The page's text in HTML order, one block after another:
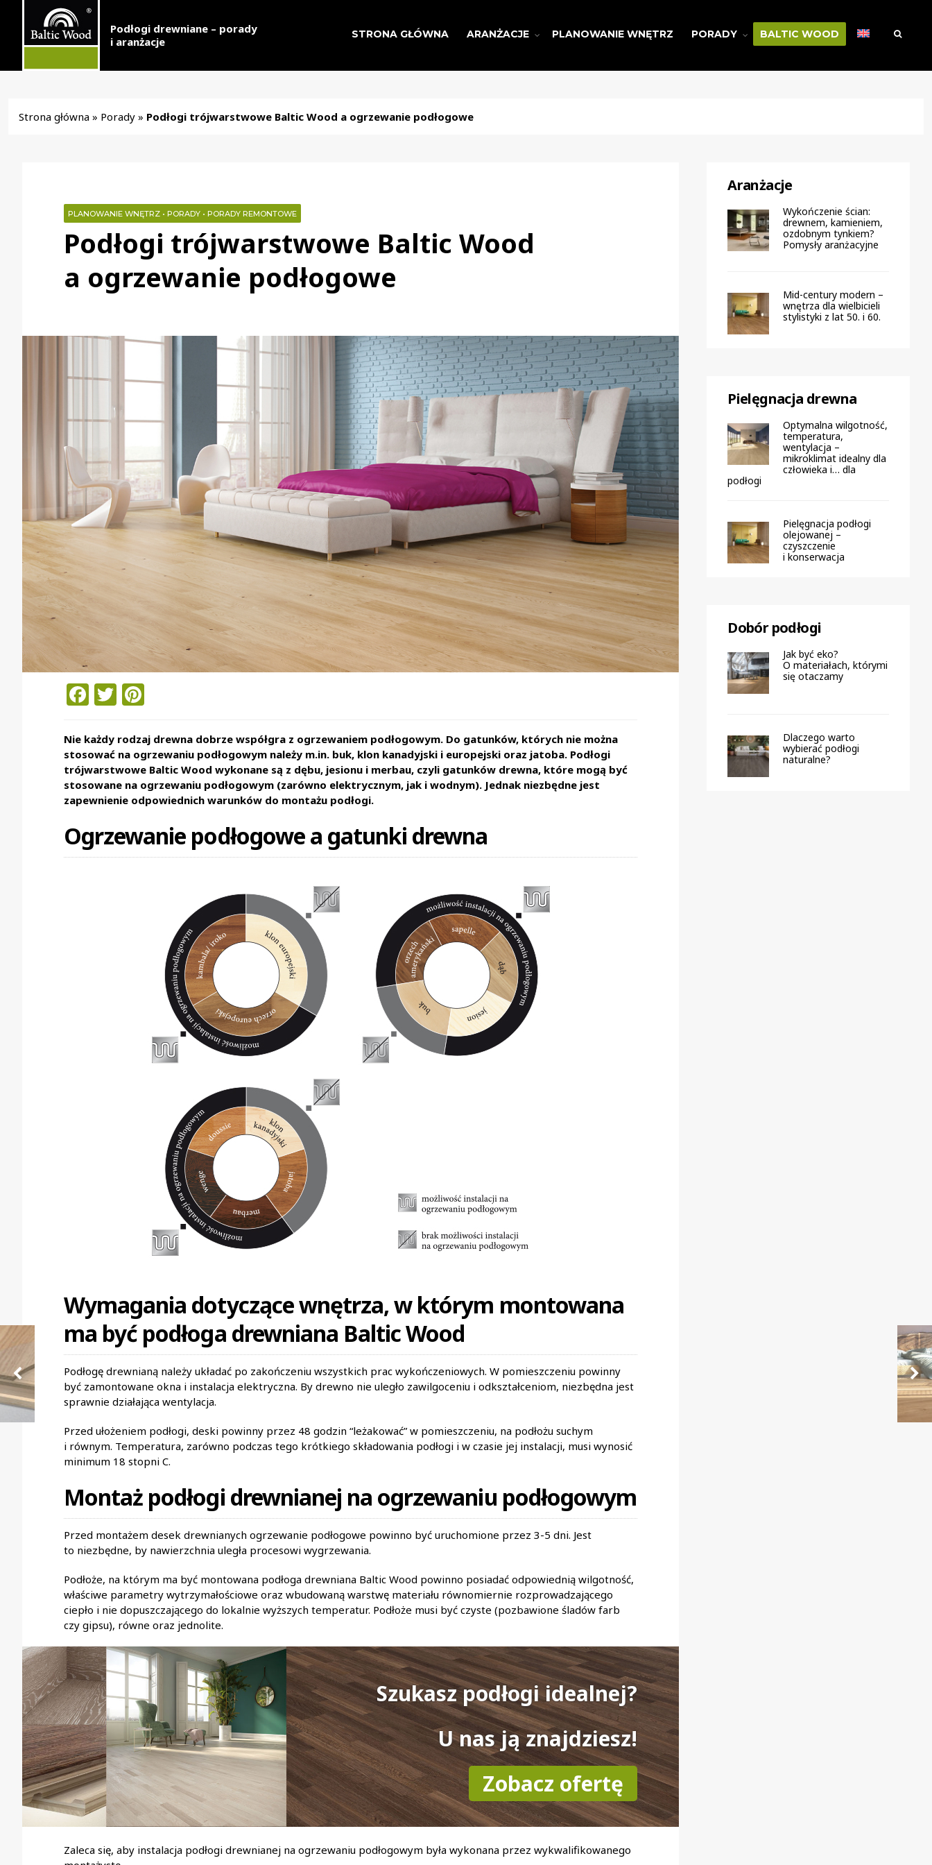
Podłogi drewniane – porady
i aranżacje
STRONA GŁÓWNA ARANŻACJE PLANOWANIE WNĘTRZ PORADY BALTIC WOOD
Strona główna » Porady » Podłogi trójwarstwowe Baltic Wood a ogrzewanie podłogowe
PLANOWANIE WNĘTRZ • PORADY • PORADY REMONTOWE
Podłogi trójwarstwowe Baltic Wood
a ogrzewanie podłogowe
Facebook
Twitter
Nie każdy rodzaj drewna dobrze współgra z ogrzewaniem podłogowym. Do gatunków, których nie można
stosować na ogrzewaniu podłogowym należy m.in. buk, klon kanadyjski i europejski oraz jatoba. Podłogi
trójwarstwowe Baltic Wood wykonane są z dębu, jesionu i merbau, czyli gatunków drewna, które mogą być
stosowane na ogrzewaniu podłogowym (zarówno elektrycznym, jak i wodnym). Jednak niezbędne jest
zapewnienie odpowiednich warunków do montażu podłogi.
Ogrzewanie podłogowe a gatunki drewna
Wymagania dotyczące wnętrza, w którym montowana
ma być podłoga drewniana Baltic Wood
Podłogę drewnianą należy układać po zakończeniu wszystkich prac wykończeniowych. W pomieszczeniu powinny
być zamontowane okna i instalacja elektryczna. By drewno nie uległo zawilgoceniu i odkształceniom, niezbędna jest
sprawnie działająca wentylacja.
Przed ułożeniem podłogi, deski powinny przez 48 godzin “leżakować” w pomieszczeniu, na podłożu suchym
i równym. Temperatura, zarówno podczas tego krótkiego składowania podłogi i w czasie jej instalacji, musi wynosić
minimum 18 stopni C.
Montaż podłogi drewnianej na ogrzewaniu podłogowym
Przed montażem desek drewnianych ogrzewanie podłogowe powinno być uruchomione przez 3-5 dni. Jest
to niezbędne, by nawierzchnia uległa procesowi wygrzewania.
Podłoże, na którym ma być montowana podłoga drewniana Baltic Wood powinno posiadać odpowiednią wilgotność,
właściwe parametry wytrzymałościowe oraz wbudowaną warstwę materiału równomiernie rozprowadzającego
ciepło i nie dopuszczającego do lokalnie wyższych temperatur. Podłoże musi być czyste (pozbawione śladów farb
czy gipsu), równe oraz jednolite.
Szukasz podłogi idealnej?
U nas ją znajdziesz!
Zobacz ofertę
Zaleca się, aby instalacja podłogi drewnianej na ogrzewaniu podłogowym była wykonana przez wykwalifikowanego
Aranżacje
Wykończenie ścian:
drewnem, kamieniem,
ozdobnym tynkiem?
Pomysły aranżacyjne
Mid-century modern –
wnętrza dla wielbicieli
stylistyki z lat 50. i 60.
Pielęgnacja drewna
Optymalna wilgotność,
temperatura,
wentylacja –
mikroklimat idealny dla
człowieka i… dla
podłogi
Pielęgnacja podłogi
olejowanej –
czyszczenie
i konserwacja
Dobór podłogi
Jak być eko?
O materiałach, którymi
się otaczamy
Dlaczego warto
wybierać podłogi
naturalne?